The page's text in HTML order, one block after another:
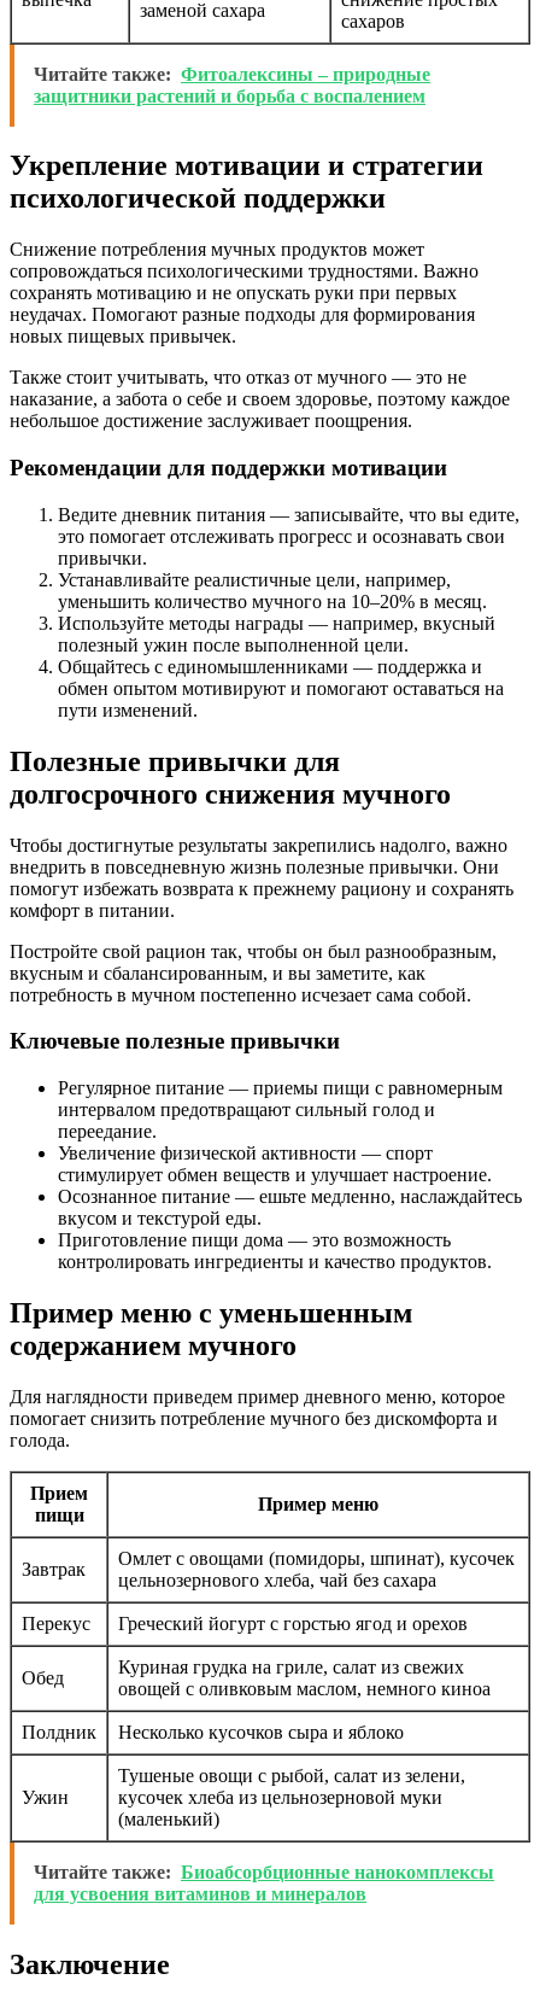
заменой сахара
сахаров
Читайте также: Фитоалексины – природные
защитники растений и борьба с воспалением
Укрепление мотивации и стратегии
психологической поддержки
Снижение потребления мучных продуктов может
сопровождаться психологическими трудностями. Важно
сохранять мотивацию и не опускать руки при первых
неудачах. Помогают разные подходы для формирования
новых пищевых привычек.
Также стоит учитывать, что отказ от мучного — это не
наказание, а забота о себе и своем здоровье, поэтому каждое
небольшое достижение заслуживает поощрения.
Рекомендации для поддержки мотивации
Ведите дневник питания — записывайте, что вы едите,
это помогает отслеживать прогресс и осознавать свои
привычки.
Устанавливайте реалистичные цели, например,
уменьшить количество мучного на 10–20% в месяц.
Используйте методы награды — например, вкусный
полезный ужин после выполненной цели.
Общайтесь с единомышленниками — поддержка и
обмен опытом мотивируют и помогают оставаться на
пути изменений.
Полезные привычки для
долгосрочного снижения мучного
Чтобы достигнутые результаты закрепились надолго, важно
внедрить в повседневную жизнь полезные привычки. Они
помогут избежать возврата к прежнему рациону и сохранять
комфорт в питании.
Постройте свой рацион так, чтобы он был разнообразным,
вкусным и сбалансированным, и вы заметите, как
потребность в мучном постепенно исчезает сама собой.
Ключевые полезные привычки
Регулярное питание — приемы пищи с равномерным
интервалом предотвращают сильный голод и
переедание.
Увеличение физической активности — спорт
стимулирует обмен веществ и улучшает настроение.
Осознанное питание — ешьте медленно, наслаждайтесь
вкусом и текстурой еды.
Приготовление пищи дома — это возможность
контролировать ингредиенты и качество продуктов.
Пример меню с уменьшенным
содержанием мучного
Для наглядности приведем пример дневного меню, которое
помогает снизить потребление мучного без дискомфорта и
голода.
Прием
пищи
Пример меню
Завтрак
Омлет с овощами (помидоры, шпинат), кусочек
цельнозернового хлеба, чай без сахара
Перекус Греческий йогурт с горстью ягод и орехов
Обед
Куриная грудка на гриле, салат из свежих
овощей с оливковым маслом, немного киноа
Полдник Несколько кусочков сыра и яблоко
Ужин
Тушеные овощи с рыбой, салат из зелени,
кусочек хлеба из цельнозерновой муки
(маленький)
Читайте также: Биоабсорбционные нанокомплексы
для усвоения витаминов и минералов
Заключение